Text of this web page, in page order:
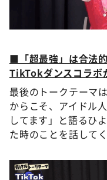
■「超最強」は合法
TikTokダンスコラボ
最後のトークテーマ
からこそ、アイドル
してます」と語るひ
た時のことを話して